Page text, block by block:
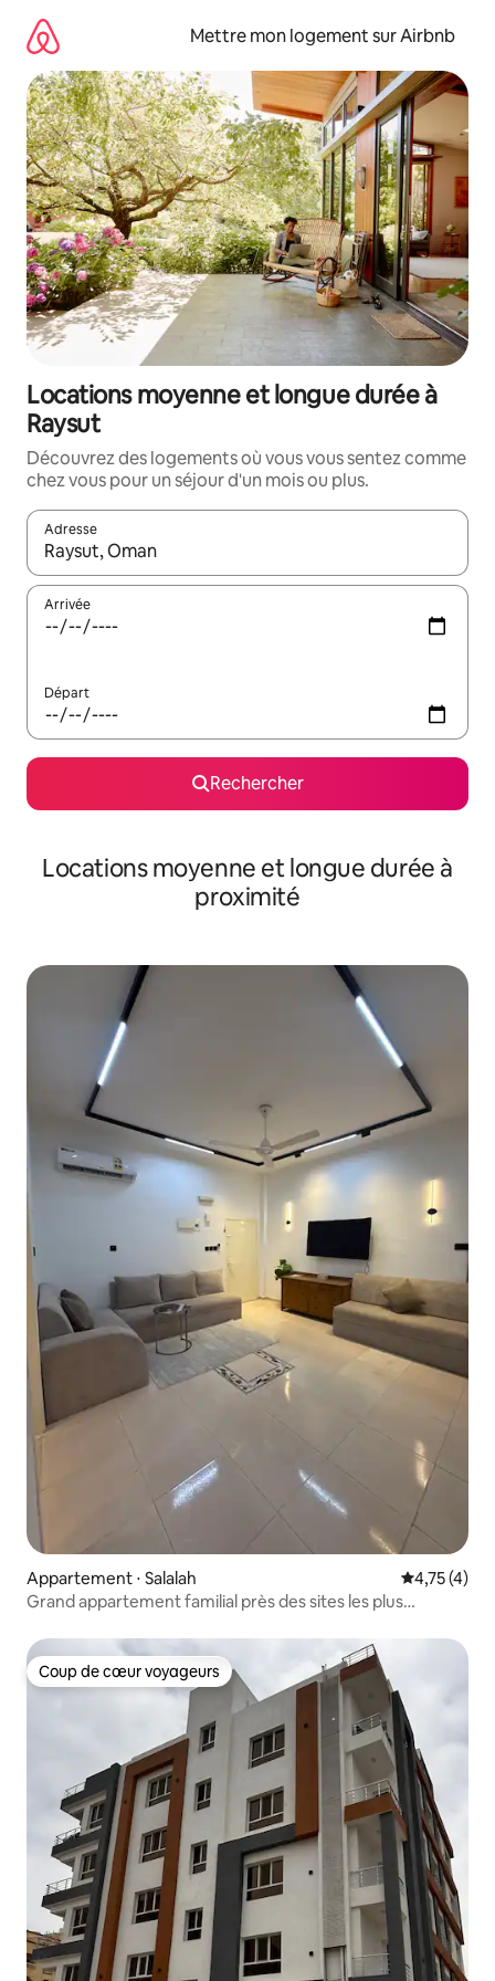
directement
contenu
Mettre mon logement sur Airbnb
Locations moyenne et longue durée à
Raysut
Découvrez des logements où vous vous sentez comme
chez vous pour un séjour d'un mois ou plus.
Adresse
Lorsque les résultats s'affichent, utilisez les flèches vers le
Arrivée
Départ
Rechercher
Locations moyenne et longue durée à
proximité
Appartement ⋅ Salalah Évaluation
4,75 (4)
Grand appartement familial près des sites les plus
Coup de cœur voyageurs
Coup de cœur voyageurs